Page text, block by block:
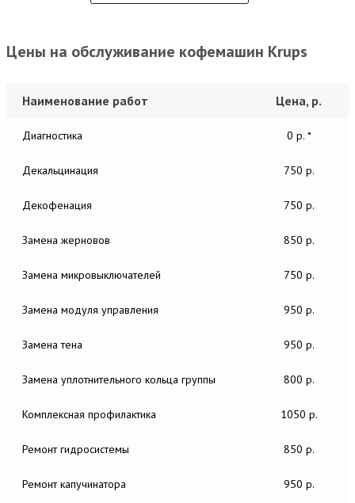
Цены на обслуживание кофемашин Krups
Наименование работ Цена, р.
Диагностика 0 р. *
Декальцинация 750 р.
Декофенация 750 р.
Замена жерновов 850 р.
Замена микровыключателей 750 р.
Замена модуля управления 950 р.
Замена тена 950 р.
Замена уплотнительного кольца группы 800 р.
Комплексная профилактика 1050 р.
Ремонт гидросистемы 850 р.
Ремонт капучинатора 950 р.